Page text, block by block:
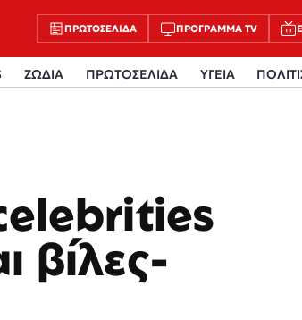
ΠΡΩΤΟΣΈΛΙΔΑ ΠΡΌΓΡΑΜΜΑ TV
ΖΩΔΙΑ ΠΡΩΤΟΣΕΛΙΔΑ ΥΓΕΙΑ
βίλες-